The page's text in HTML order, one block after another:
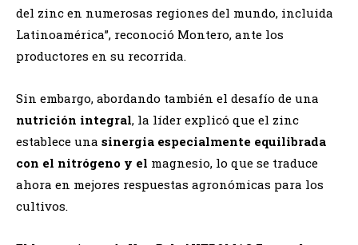
del zinc en numerosas regiones del mundo, incluida
Latinoamérica”, reconoció Montero, ante los
productores en su recorrida.
Sin embargo, abordando también el desafío de una
nutrición integral, la líder explicó que el zinc
establece una sinergia especialmente equilibrada
con el nitrógeno y el magnesio, lo que se traduce
ahora en mejores respuestas agronómicas para los
cultivos.